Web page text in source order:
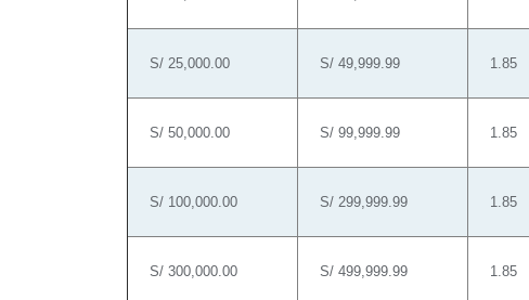
S/ 25,000.00 S/ 49,999.99 1.85
S/ 50,000.00 S/ 99,999.99 1.85
S/ 100,000.00 S/ 299,999.99 1.85
S/ 300,000.00 S/ 499,999.99 1.85